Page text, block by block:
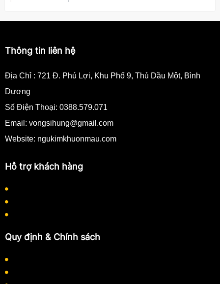
03/12/2024
Thông tin liên hệ
Địa Chỉ : 721 Đ. Phú Lợi, Khu Phố 9, Thủ Dầu Một, Bình
Dương
Số Điện Thoại: 0388.579.071
Email: vongsihung@gmail.com
Website: ngukimkhuonmau.com
Hỗ trợ khách hàng
Quy định & Chính sách